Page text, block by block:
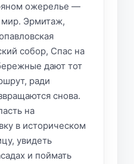
ожерелье —
Эрмитаж,
собор, Спас на
дают тот
ради
снова.
на
в историческом
увидеть
и поймать